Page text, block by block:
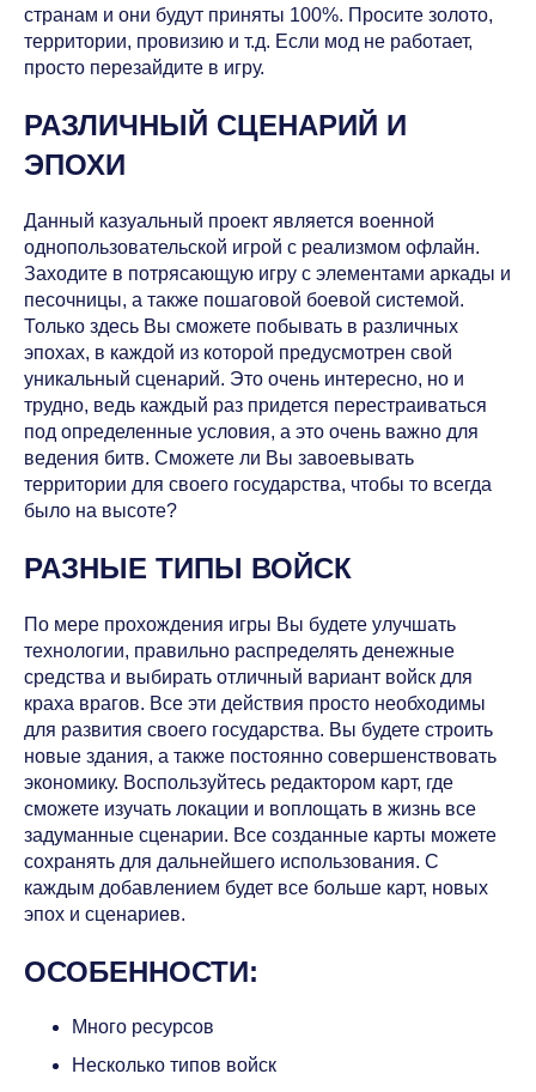
странам и они будут приняты 100%. Просите золото,
территории, провизию и т.д. Если мод не работает,
просто перезайдите в игру.
РАЗЛИЧНЫЙ СЦЕНАРИЙ И
ЭПОХИ
Данный казуальный проект является военной
однопользовательской игрой с реализмом офлайн.
Заходите в потрясающую игру с элементами аркады и
песочницы, а также пошаговой боевой системой.
Только здесь Вы сможете побывать в различных
эпохах, в каждой из которой предусмотрен свой
уникальный сценарий. Это очень интересно, но и
трудно, ведь каждый раз придется перестраиваться
под определенные условия, а это очень важно для
ведения битв. Сможете ли Вы завоевывать
территории для своего государства, чтобы то всегда
было на высоте?
РАЗНЫЕ ТИПЫ ВОЙСК
По мере прохождения игры Вы будете улучшать
технологии, правильно распределять денежные
средства и выбирать отличный вариант войск для
краха врагов. Все эти действия просто необходимы
для развития своего государства. Вы будете строить
новые здания, а также постоянно совершенствовать
экономику. Воспользуйтесь редактором карт, где
сможете изучать локации и воплощать в жизнь все
задуманные сценарии. Все созданные карты можете
сохранять для дальнейшего использования. С
каждым добавлением будет все больше карт, новых
эпох и сценариев.
ОСОБЕННОСТИ:
Много ресурсов
Несколько типов войск